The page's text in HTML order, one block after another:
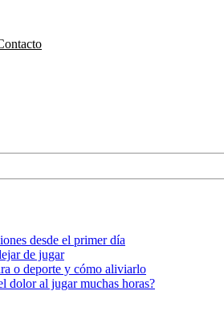
desde el primer día
de jugar
o deporte y cómo aliviarlo
dolor al jugar muchas horas?